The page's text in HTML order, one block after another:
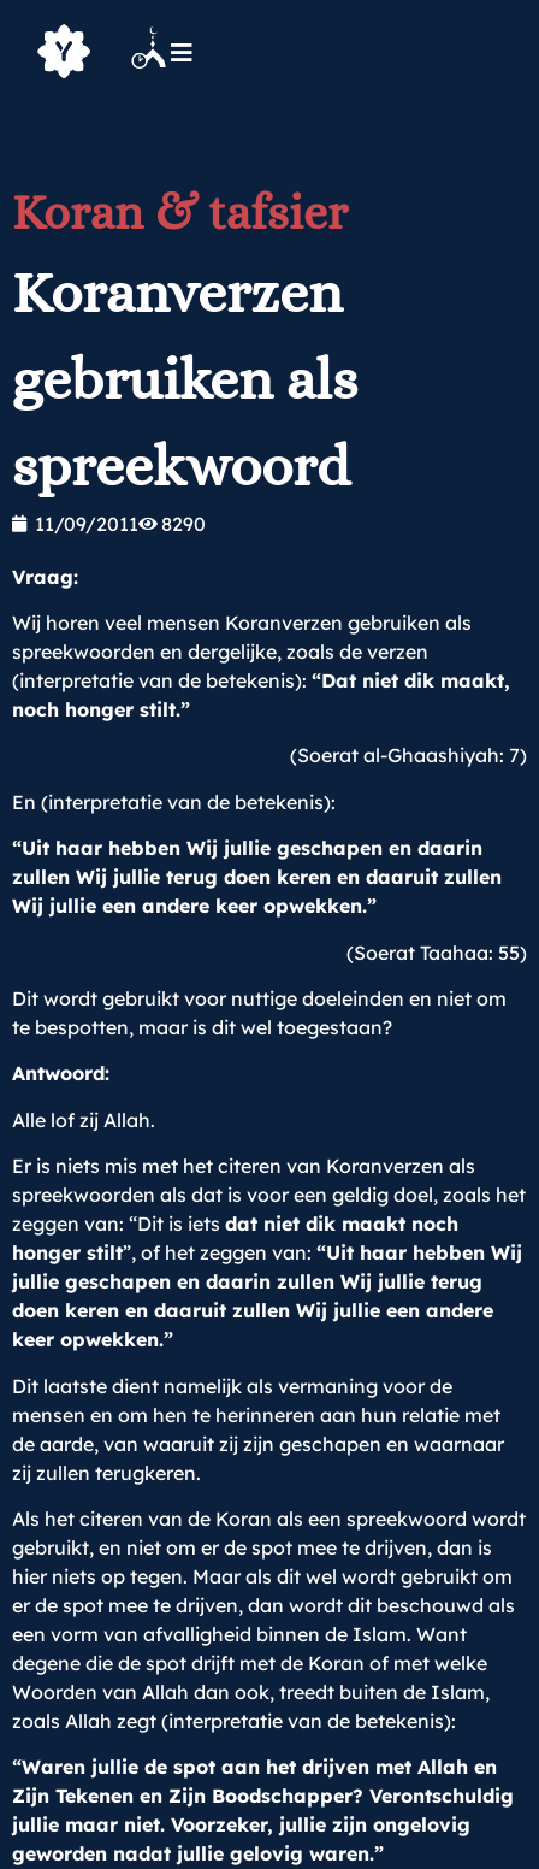
Koran & tafsier
Koranverzen
gebruiken als
spreekwoord
11/09/2011 8290
Vraag:
Wij horen veel mensen Koranverzen gebruiken als
spreekwoorden en dergelijke, zoals de verzen
(interpretatie van de betekenis): “Dat niet dik maakt,
noch honger stilt.”
(Soerat al-Ghaashiyah: 7)
En (interpretatie van de betekenis):
“Uit haar hebben Wij jullie geschapen en daarin
zullen Wij jullie terug doen keren en daaruit zullen
Wij jullie een andere keer opwekken.”
(Soerat Taahaa: 55)
Dit wordt gebruikt voor nuttige doeleinden en niet om
te bespotten, maar is dit wel toegestaan?
Antwoord:
Alle lof zij Allah.
Er is niets mis met het citeren van Koranverzen als
spreekwoorden als dat is voor een geldig doel, zoals het
zeggen van: “Dit is iets dat niet dik maakt noch
honger stilt”, of het zeggen van: “Uit haar hebben Wij
jullie geschapen en daarin zullen Wij jullie terug
doen keren en daaruit zullen Wij jullie een andere
keer opwekken.”
Dit laatste dient namelijk als vermaning voor de
mensen en om hen te herinneren aan hun relatie met
de aarde, van waaruit zij zijn geschapen en waarnaar
zij zullen terugkeren.
Als het citeren van de Koran als een spreekwoord wordt
gebruikt, en niet om er de spot mee te drijven, dan is
hier niets op tegen. Maar als dit wel wordt gebruikt om
er de spot mee te drijven, dan wordt dit beschouwd als
een vorm van afvalligheid binnen de Islam. Want
degene die de spot drijft met de Koran of met welke
Woorden van Allah dan ook, treedt buiten de Islam,
zoals Allah zegt (interpretatie van de betekenis):
“Waren jullie de spot aan het drijven met Allah en
Zijn Tekenen en Zijn Boodschapper? Verontschuldig
jullie maar niet. Voorzeker, jullie zijn ongelovig
geworden nadat jullie gelovig waren.”